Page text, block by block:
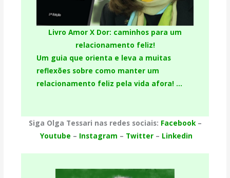
Livro Amor X Dor: caminhos para um
relacionamento feliz!
Um guia que orienta e leva a muitas
reflexões sobre como manter um
relacionamento feliz pela vida afora! …
Siga Olga Tessari nas redes sociais: Facebook–
Youtube – Instagram – Twitter– Linkedin